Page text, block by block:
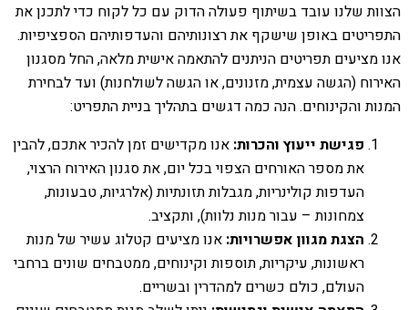
הצוות שלנו עובד בשיתוף פעולה הדוק עם כל לקוח כדי לתכנן את
התפריטים באופן שישקף את רצונותיהם והעדפותיהם הספציפיות.
אנו מציעים תפריטים הניתנים להתאמה אישית מלאה, החל מסגנון
האירוח (הגשה עצמית, מזנונים, או הגשה לשולחנות) ועד לבחירת
המנות והקינוחים. הנה כמה דגשים בתהליך בניית התפריט:
פגישת ייעוץ והכרות: אנו מקדישים זמן להכיר אתכם, להבין
את מספר האורחים הצפוי בכל יום, את סגנון האירוח הרצוי,
העדפות קולינריות, מגבלות תזונתיות (אלרגיות, טבעונות,
צמחונות – עבור מנות נלוות), ותקציב.
הצגת מגוון אפשרויות: אנו מציעים קטלוג עשיר של מנות
ראשונות, עיקריות, תוספות וקינוחים, ממטבחים שונים ברחבי
העולם, כולם כשרים למהדרין ובשריים.